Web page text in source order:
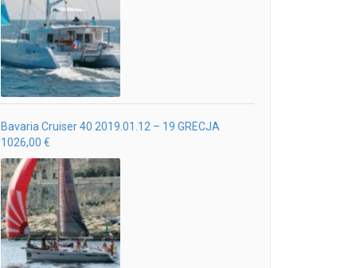
Bavaria Cruiser 40 2019.01.12 – 19 GRECJA
1026,00 €